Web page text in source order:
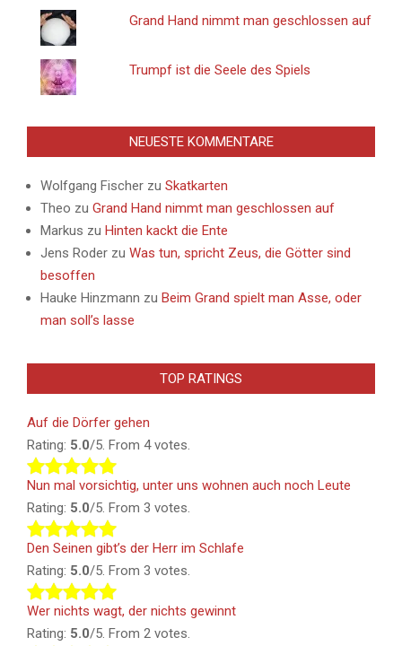
Grand Hand nimmt man geschlossen auf
Trumpf ist die Seele des Spiels
NEUESTE KOMMENTARE
Wolfgang Fischer zu Skatkarten
Theo zu Grand Hand nimmt man geschlossen auf
Markus zu Hinten kackt die Ente
Jens Roder zu Was tun, spricht Zeus, die Götter sind
besoffen
Hauke Hinzmann zu Beim Grand spielt man Asse, oder
man soll’s lasse
TOP RATINGS
Auf die Dörfer gehen
Rating: 5.0/5. From 4 votes.
Nun mal vorsichtig, unter uns wohnen auch noch Leute
Rating: 5.0/5. From 3 votes.
Den Seinen gibt’s der Herr im Schlafe
Rating: 5.0/5. From 3 votes.
Wer nichts wagt, der nichts gewinnt
Rating: 5.0/5. From 2 votes.